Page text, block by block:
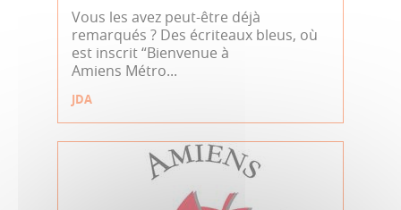
Vous les avez peut-être déjà
remarqués ? Des écriteaux bleus, où
est inscrit “Bienvenue à
Amiens Métro...
JDA